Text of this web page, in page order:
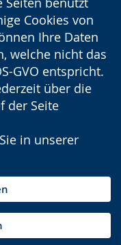
Cookies von
Ihre Daten
welche nicht das
GVO entspricht.
über die
der Seite
in unserer